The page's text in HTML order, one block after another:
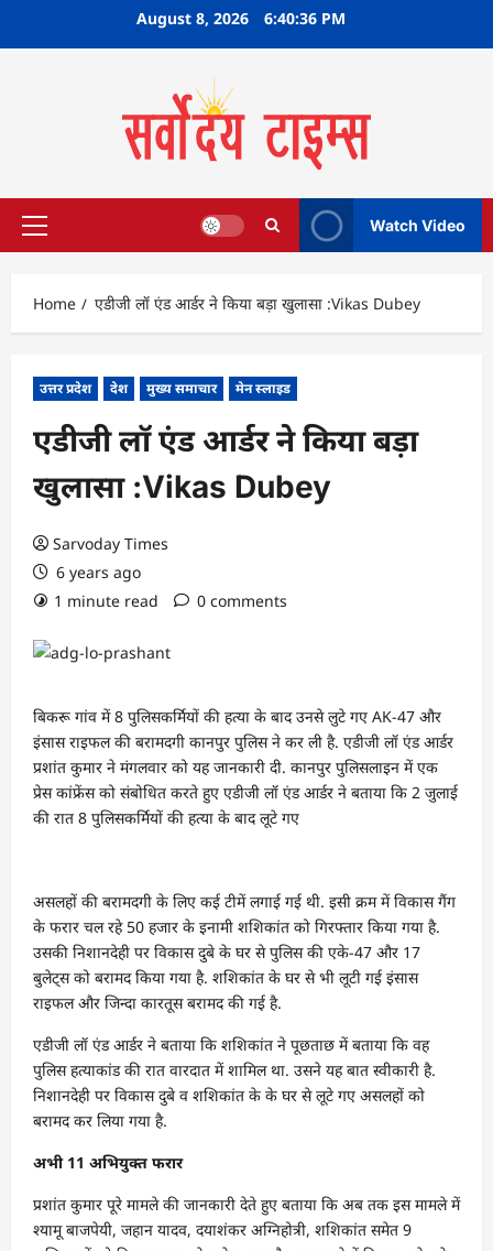
August 8, 2026 6:40:37 PM
Primary
Watch Video
Home एडीजी लॉ एंड आर्डर ने किया बड़ा खुलासा :Vikas Dubey
उत्तर प्रदेश देश मुख्य समाचार मेन स्लाइड
एडीजी लॉ एंड आर्डर ने किया बड़ा
खुलासा :Vikas Dubey
Sarvoday Times
6 years ago
1 minute read
0 comments
बिकरू गांव में 8 पुलिसकर्मियों की हत्या के बाद उनसे लुटे गए AK-47 और
इंसास राइफल की बरामदगी कानपुर पुलिस ने कर ली है. एडीजी लॉ एंड आर्डर
प्रशांत कुमार ने मंगलवार को यह जानकारी दी. कानपुर पुलिसलाइन में एक
प्रेस कांफ्रेंस को संबोधित करते हुए एडीजी लॉ एंड आर्डर ने बताया कि 2 जुलाई
की रात 8 पुलिसकर्मियों की हत्या के बाद लूटे गए
असलहों की बरामदगी के लिए कई टीमें लगाई गई थी. इसी क्रम में विकास गैंग
के फरार चल रहे 50 हजार के इनामी शशिकांत को गिरफ्तार किया गया है.
उसकी निशानदेही पर विकास दुबे के घर से पुलिस की एके-47 और 17
बुलेट्स को बरामद किया गया है. शशिकांत के घर से भी लूटी गई इंसास
राइफल और जिन्दा कारतूस बरामद की गई है.
एडीजी लॉ एंड आर्डर ने बताया कि शशिकांत ने पूछताछ में बताया कि वह
पुलिस हत्याकांड की रात वारदात में शामिल था. उसने यह बात स्वीकारी है.
निशानदेही पर विकास दुबे व शशिकांत के के घर से लूटे गए असलहों को
बरामद कर लिया गया है.
अभी 11 अभियुक्त फरार
प्रशांत कुमार पूरे मामले की जानकारी देते हुए बताया कि अब तक इस मामले में
श्यामू बाजपेयी, जहान यादव, दयाशंकर अग्निहोत्री, शशिकांत समेत 9